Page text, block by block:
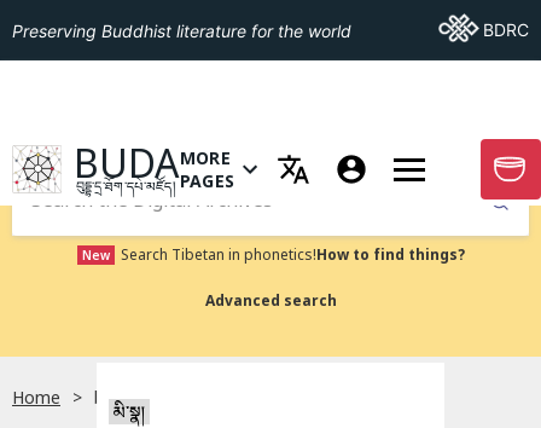
Preserving Buddhist literature for the world Go ToBDRC
GO TO HOMEPAGE
BUDA
བུདྡྷ་དྲ་ཐོག་དཔེ་མཛོད།
OPEN MENU OF MORE PAGES
MORE
PAGES
GO
Submit
New Search Tibetan in phonetics!How to find things?
Advanced search
Home bdr:P1KG5870
མི་སྣ།